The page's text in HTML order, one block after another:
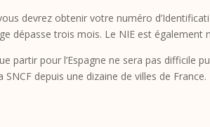
devrez obtenir votre numéro
dépasse trois mois. Le NIE est également
partir pour l’Espagne ne sera pas difficile
SNCF depuis une dizaine de villes de France.